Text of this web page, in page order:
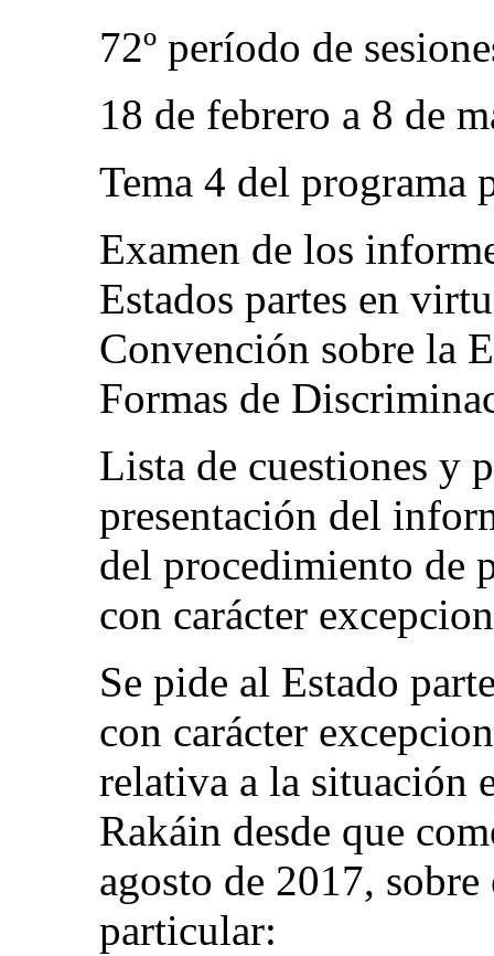
72º período de
18 de febrero a 8 de
Tema 4 del programa
Examen de los
Estados partes en
Convención sobre la
Formas de
Lista de cuestiones y
presentación del
del procedimiento de
con carácter
Se pide al Estado
con carácter
relativa a la situación
Rakáin desde que
agosto de 2017, sobre
particular: